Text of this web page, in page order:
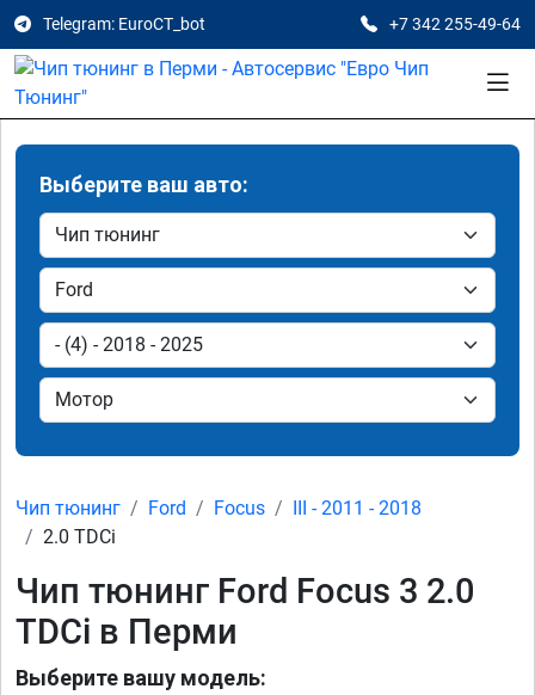
Telegram: EuroCT_bot +7 342 255-49-64
Выберите ваш авто:
Чип тюнинг Ford Focus
III - 2011 - 2018
2.0 TDCi
Чип тюнинг Ford Focus 3 2.0
TDCi в Перми
Выберите вашу модель: